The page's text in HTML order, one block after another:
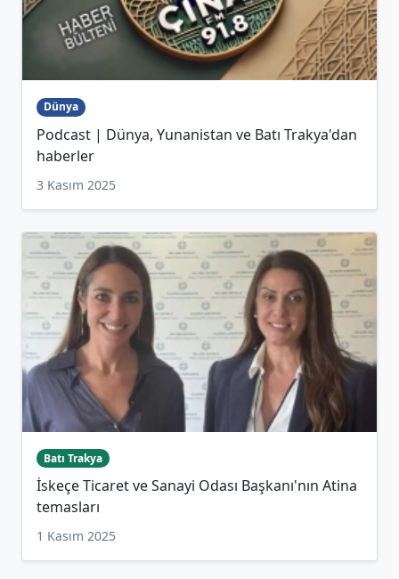
Dünya
Podcast | Dünya, Yunanistan ve Batı Trakya'dan
haberler
3 Kasım 2025
Batı Trakya
İskeçe Ticaret ve Sanayi Odası Başkanı'nın Atina
temasları
1 Kasım 2025